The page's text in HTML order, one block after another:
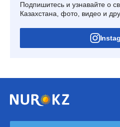
Подпишитесь и узнавайте о
Казахстана, фото, видео и